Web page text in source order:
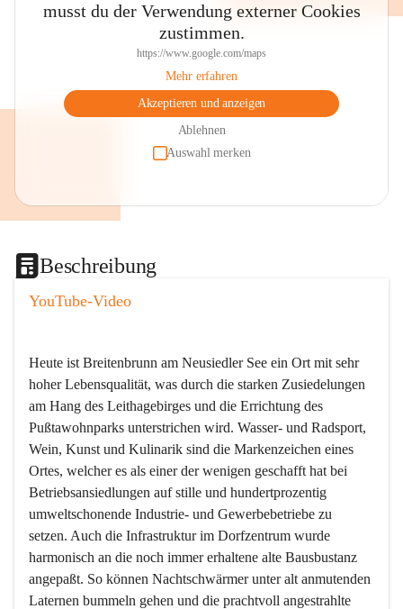
musst du der Verwendung externer Cookies
zustimmen.
https://www.google.com/maps
Mehr erfahren
Akzeptieren und anzeigen
Ablehnen
Auswahl merken
Beschreibung
YouTube-Video
Heute ist Breitenbrunn am Neusiedler See ein Ort mit sehr
hoher Lebensqualität, was durch die starken Zusiedelungen
am Hang des Leithagebirges und die Errichtung des
Pußtawohnparks unterstrichen wird. Wasser- und Radsport,
Wein, Kunst und Kulinarik sind die Markenzeichen eines
Ortes, welcher es als einer der wenigen geschafft hat bei
Betriebsansiedlungen auf stille und hundertprozentig
umweltschonende Industrie- und Gewerbebetriebe zu
setzen. Auch die Infrastruktur im Dorfzentrum wurde
harmonisch an die noch immer erhaltene alte Bausbustanz
angepaßt. So können Nachtschwärmer unter alt anmutenden
Laternen bummeln gehen und die prachtvoll angestrahlte